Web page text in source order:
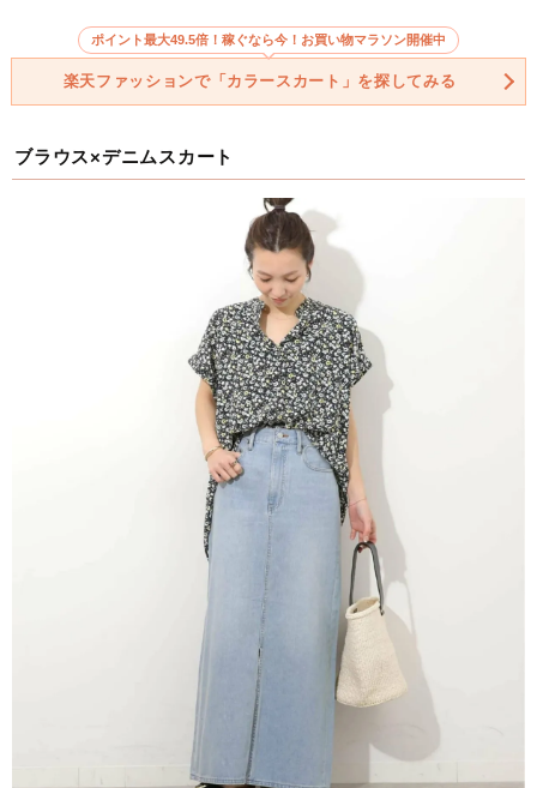
ポイント最大49.5倍！稼ぐなら今！お買い物マラソン開催中
楽天ファッションで「カラースカート」を探してみる
ブラウス×デニムスカート